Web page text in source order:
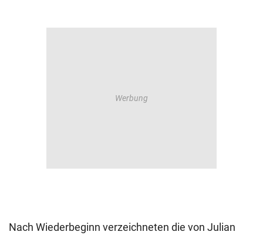
Nach Wiederbeginn verzeichneten die von Julian